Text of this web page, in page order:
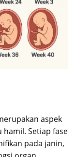
aspek
Setiap fase
pada janin,